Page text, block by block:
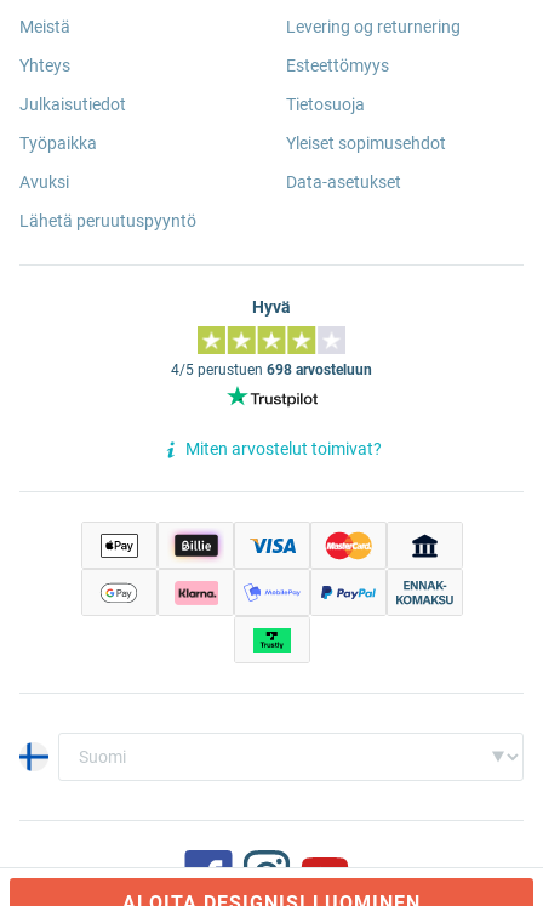
Meistä
Yhteys
Julkaisutiedot
Työpaikka
Avuksi
Lähetä peruutuspyyntö
Levering og returnering
Esteettömyys
Tietosuoja
Yleiset sopimusehdot
Data-asetukset
Hyvä
4/5 perustuen 698 arvosteluun
Miten arvostelut toimivat?